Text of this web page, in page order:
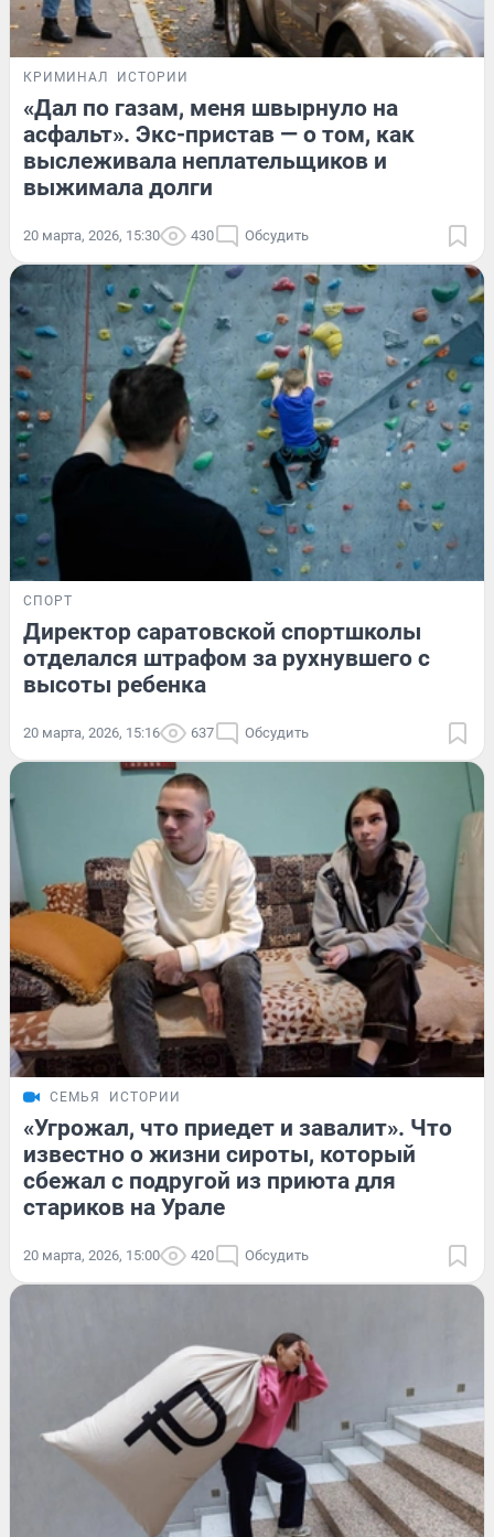
КРИМИНАЛ ИСТОРИИ
«Дал по газам, меня швырнуло на
асфальт». Экс-пристав — о том, как
выслеживала неплательщиков и
выжимала долги
20 марта, 2026, 15:30 430 Обсудить
СПОРТ
Директор саратовской спортшколы
отделался штрафом за рухнувшего с
высоты ребенка
20 марта, 2026, 15:16 637 Обсудить
СЕМЬЯ ИСТОРИИ
«Угрожал, что приедет и завалит». Что
известно о жизни сироты, который
сбежал с подругой из приюта для
стариков на Урале
20 марта, 2026, 15:00 420 Обсудить